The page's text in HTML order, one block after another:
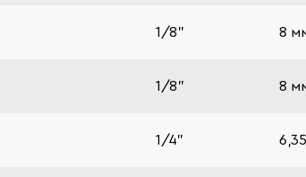
1/8" 8
1/8" 8
1/4"